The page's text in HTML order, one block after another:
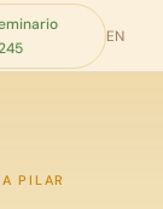
EN
PILAR